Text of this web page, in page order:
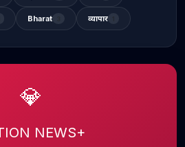
Bharat व्यापार
💎
NEWS+